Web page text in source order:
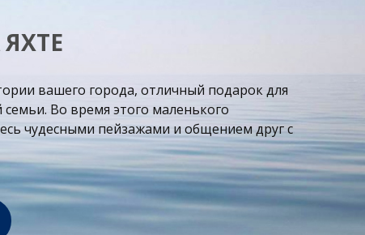
вашего города, отличный подарок для
Во время этого маленького
чудесными пейзажами и общением друг с